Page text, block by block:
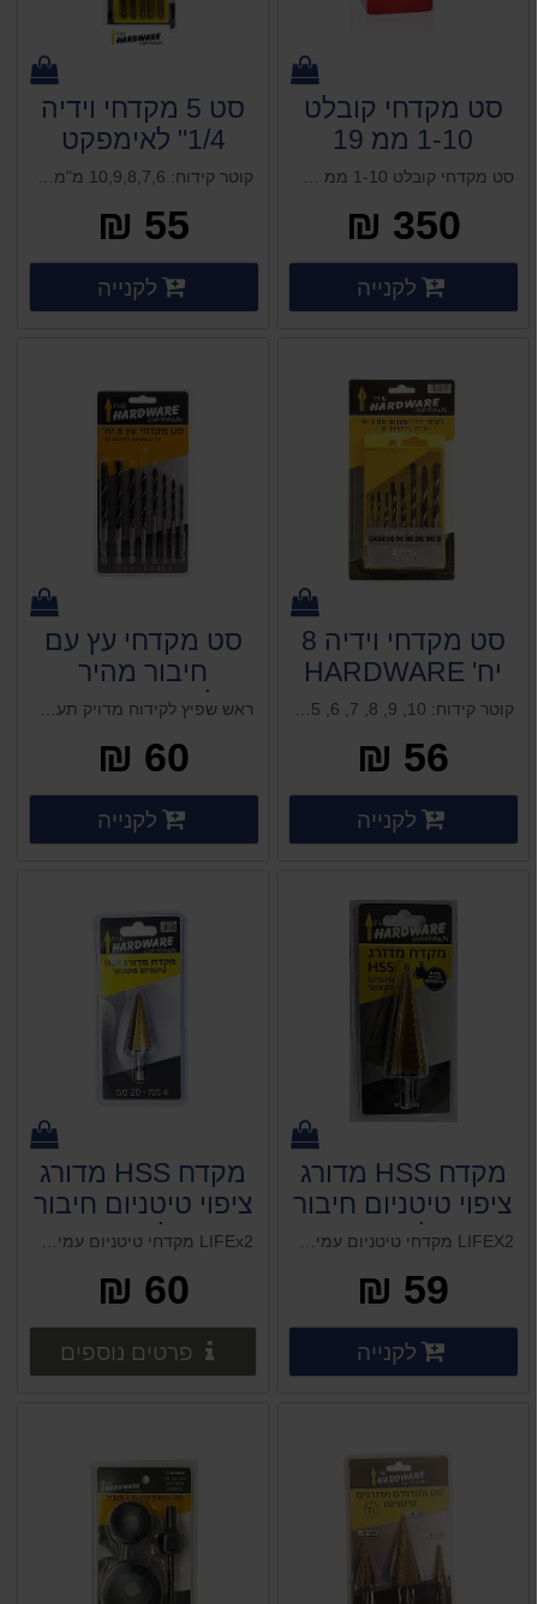
סט מקדחי קובלט
1-10 ממ 19
יחידות ROHER
סט מקדחי קובלט 1-10 ממ 19 יחידות ROHER
350 ₪
פרטים נוספים פרטים נוספים לקנייה
סט 5 מקדחי וידיה
1/4" לאימפקט
חיבור מהיר
קוטר קידוח: 10,9,8,7,6 מ"מ כמות מקדחים: 5
55 ₪
פרטים נוספים
לקנייה
סט מקדחי וידיה 8
יח' HARDWARE
56 ₪
פרטים נוספים פרטים נוספים לקנייה
סט מקדחי עץ עם
חיבור מהיר
למברגה 8 יח' ראש שפיץ לקידוח מדויק תעלות רחבות לפיזור יעיל של החומר חיבור מהיר למברגה קוטר קידוח: 10, 9, 8, 7, 6, 5, 4 מ"מ כמות מקדחים: 8 יח’
60 ₪
פרטים נוספים
לקנייה
מקדח HSS מדורג
ציפוי טיטניום חיבור
מהיר למברגה 4-
HARDWARE
59 ₪
פרטים נוספים פרטים נוספים לקנייה
מקדח HSS מדורג
ציפוי טיטניום חיבור
מהיר למברגה 4-
HARDWARE
LIFEx2 מקדחי טיטניום עמיד פי 2 מהרגיל קוטר קידוח: 4-20 מ"מ
60 ₪
פרטים נוספים